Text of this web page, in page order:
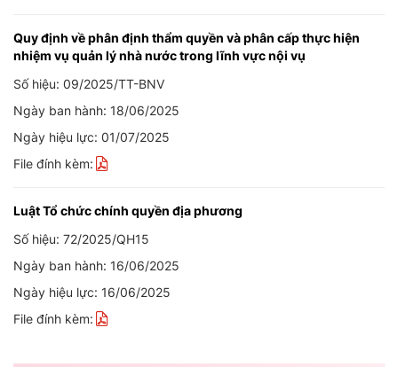
Quy định về phân định thẩm quyền và phân cấp thực hiện
nhiệm vụ quản lý nhà nước trong lĩnh vực nội vụ
Số hiệu: 09/2025/TT-BNV
Ngày ban hành: 18/06/2025
Ngày hiệu lực: 01/07/2025
File đính kèm:
Luật Tổ chức chính quyền địa phương
Số hiệu: 72/2025/QH15
Ngày ban hành: 16/06/2025
Ngày hiệu lực: 16/06/2025
File đính kèm: